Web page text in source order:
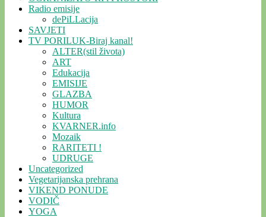
Radio emisije
dePiLLacija
SAVJETI
TV PORILUK-Biraj kanal!
ALTER(stil života)
ART
Edukacija
EMISIJE
GLAZBA
HUMOR
Kultura
KVARNER.info
Mozaik
RARITETI !
UDRUGE
Uncategorized
Vegetarijanska prehrana
VIKEND PONUDE
VODIČ
YOGA